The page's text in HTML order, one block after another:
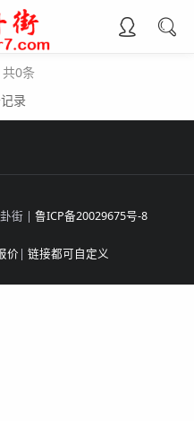
共0条
录
街 | 鲁ICP备20029675号-8
价 | 链接都可自定义